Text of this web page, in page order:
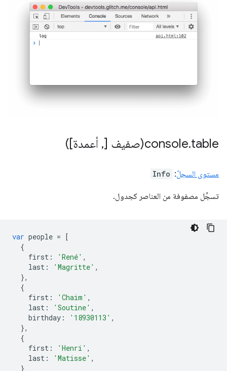
console.table( صفيف [, أعمدة])
مستوى السجلّ:
Info
تسجِّل مصفوفة من العناصر كجدول.
var people =
[
{
first : 'René' ,
last : 'Magritte' ,
},
{
first : 'Chaim' ,
last : 'Soutine' ,
birthday : '18930113' ,
},
{
first : 'Henri' ,
last : 'Matisse' ,
}